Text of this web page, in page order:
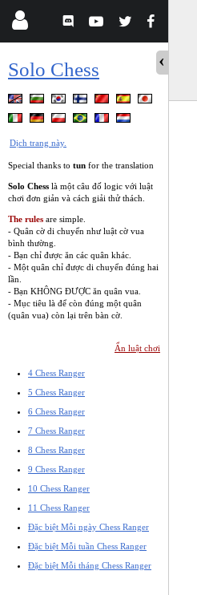
Solo Chess
Dịch trang này.
Special thanks to tun for the translation
Solo Chess là một câu đố logic với luật
chơi đơn giản và cách giải thử thách.
The rules are simple.
- Quân cờ di chuyển như luật cờ vua
bình thường.
- Bạn chỉ được ăn các quân khác.
- Một quân chỉ được di chuyển đúng hai
lần.
- Bạn KHÔNG ĐƯỢC ăn quân vua.
- Mục tiêu là để còn đúng một quân
(quân vua) còn lại trên bàn cờ.
Ẩn luật chơi
4 Chess Ranger
5 Chess Ranger
6 Chess Ranger
7 Chess Ranger
8 Chess Ranger
9 Chess Ranger
10 Chess Ranger
11 Chess Ranger
Đặc biệt Mỗi ngày Chess Ranger
Đặc biệt Mỗi tuần Chess Ranger
Đặc biệt Mỗi tháng Chess Ranger